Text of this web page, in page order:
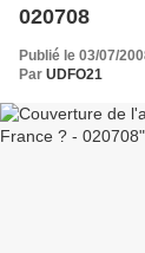
020708
Publié le 03/07/
Par UDFO21